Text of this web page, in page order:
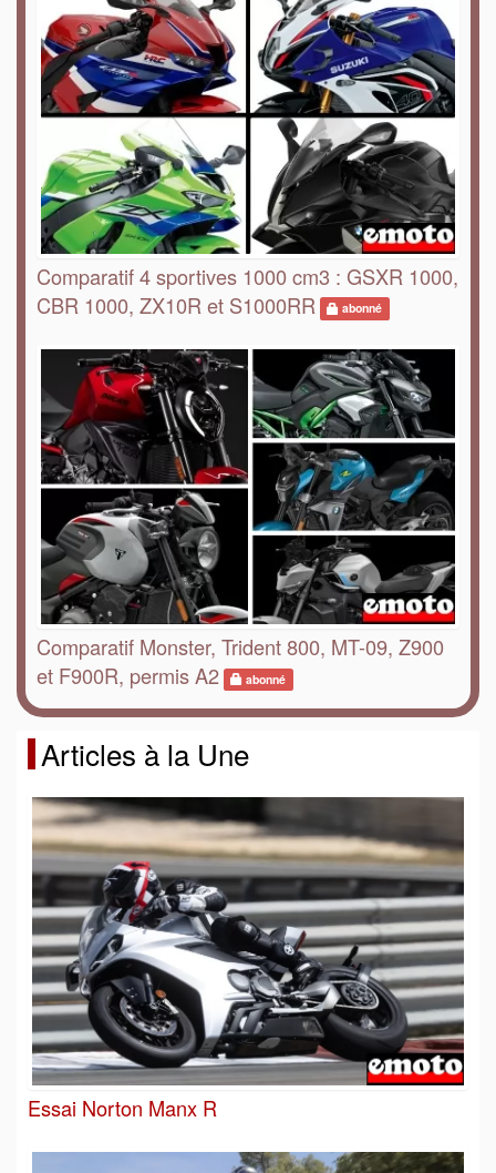
Comparatif 4 sportives 1000 cm3 : GSXR 1000,
CBR 1000, ZX10R et S1000RR
abonné
Comparatif Monster, Trident 800, MT-09, Z900
et F900R, permis A2
abonné
Articles à la Une
Essai Norton Manx R